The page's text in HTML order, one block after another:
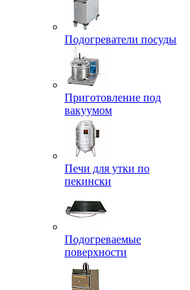
Подогреватели посуды
Приготовление под
вакуумом
Печи для утки по
пекински
Подогреваемые
поверхности